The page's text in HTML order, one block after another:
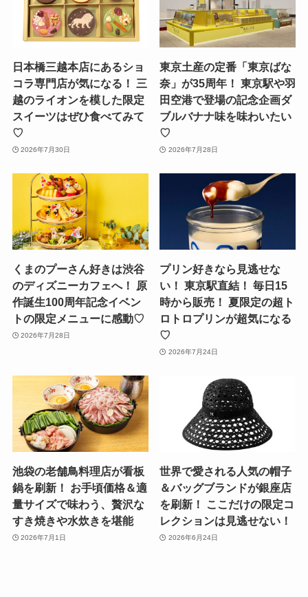
日本橋三越本店にあるショ
コラ専門店が気になる！ 三
越のライオンを模した限定
スイーツはぜひ食べてみて
♡
2026年7月30日
東京土産の定番「東京ばな
奈」が35周年！ 東京駅や羽
田空港で登場の記念企画ダ
ブルバナナ味を味わいたい
♡
2026年7月28日
くまのプーさん好きは渋谷
のディズニーカフェへ！ 原
作誕生100周年記念イベン
トの限定メニューに感動♡
2026年7月28日
プリン好きなら見逃せな
い！ 東京駅直結！ 毎日15
時から販売！ 夏限定の超ト
ロトロプリンが超気になる
♡
2026年7月24日
池袋の老舗鳥料理店が看板
鍋を刷新！ お手頃価格＆適
量サイズで味わう、贅沢な
すき焼きや水炊きを堪能
2026年7月1日
世界で愛される人気の帽子
＆バッグブランドが銀座店
を刷新！ ここだけの限定コ
レクションは見逃せない！
2026年6月24日